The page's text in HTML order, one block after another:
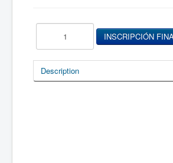
Description